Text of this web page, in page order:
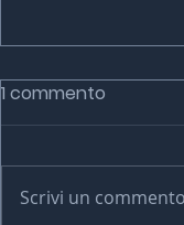
1 commento
Scrivi un